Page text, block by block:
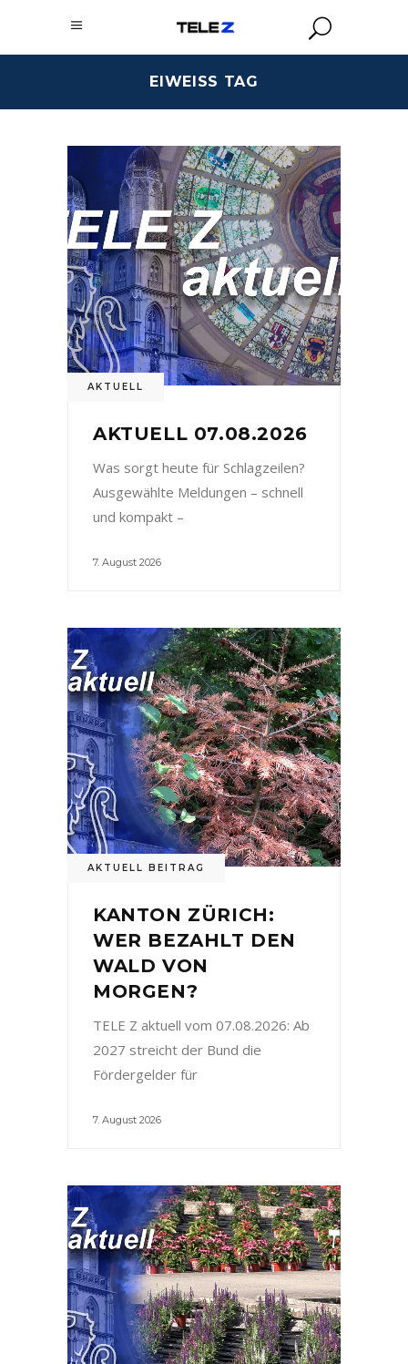
EIWEISS TAG
AKTUELL
AKTUELL 07.08.2026
Was sorgt heute für Schlagzeilen?
Ausgewählte Meldungen – schnell
und kompakt –
7. August 2026
AKTUELL BEITRAG
KANTON ZÜRICH:
WER BEZAHLT DEN
WALD VON
MORGEN?
TELE Z aktuell vom 07.08.2026: Ab
2027 streicht der Bund die
Fördergelder für
7. August 2026